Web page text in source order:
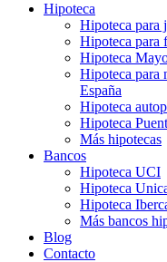
Hipoteca
Hipoteca para
Hipoteca para
Hipoteca
Hipoteca para
España
Hipoteca
Hipoteca
Más hipotecas
Bancos
Hipoteca UCI
Hipoteca
Hipoteca
Más bancos
Blog
Contacto